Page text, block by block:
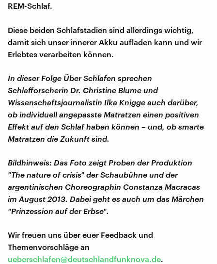
REM-Schlaf.
Diese beiden Schlafstadien sind allerdings wichtig,
damit sich unser innerer Akku aufladen kann und wir
Erlebtes verarbeiten können.
In dieser Folge Über Schlafen sprechen
Schlafforscherin Dr. Christine Blume und
Wissenschaftsjournalistin Ilka Knigge auch darüber,
ob individuell angepasste Matratzen einen positiven
Effekt auf den Schlaf haben können – und, ob smarte
Matratzen die Zukunft sind.
Bildhinweis: Das Foto zeigt Proben der Produktion
"The nature of crisis" der Schaubühne und der
argentinischen Choreographin Constanza Macracas
im August 2013. Dabei geht es auch um das Märchen
"Prinzession auf der Erbse".
Wir freuen uns über euer Feedback und
Themenvorschläge an
ueberschlafen@deutschlandfunknova.de.